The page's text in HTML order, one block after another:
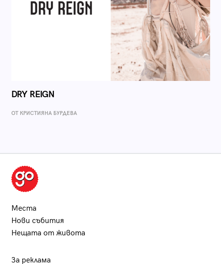
DRY REIGN
ОТ КРИСТИЯНА БУРДЕВА
Места
Нови събития
Нещата от живота
За реклама